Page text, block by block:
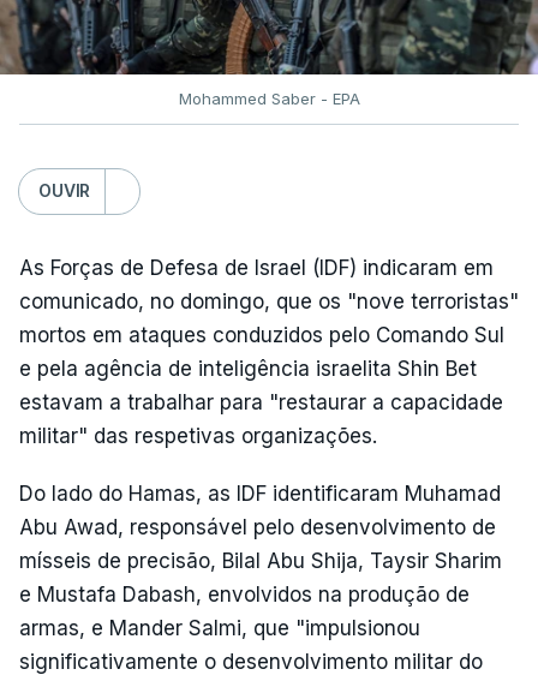
Mohammed Saber - EPA
OUVIR
As Forças de Defesa de Israel (IDF) indicaram em
comunicado, no domingo, que os "nove terroristas"
mortos em ataques conduzidos pelo Comando Sul
e pela agência de inteligência israelita Shin Bet
estavam a trabalhar para "restaurar a capacidade
militar" das respetivas organizações.
Do lado do Hamas, as IDF identificaram Muhamad
Abu Awad, responsável pelo desenvolvimento de
mísseis de precisão, Bilal Abu Shija, Taysir Sharim
e Mustafa Dabash, envolvidos na produção de
armas, e Mander Salmi, que "impulsionou
significativamente o desenvolvimento militar do